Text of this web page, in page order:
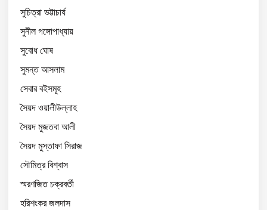
সুচিত্রা ভট্টাচার্য
সুনীল গঙ্গোপাধ্যায়
সুবোধ ঘোষ
সুমন্ত আসলাম
সেবার বইসমূহ
সৈয়দ ওয়ালীউল্লাহ
সৈয়দ মুজতবা আলী
সৈয়দ মুস্তাফা সিরাজ
সৌমিত্র বিশ্বাস
স্মরণজিত চক্রবর্তী
হরিশংকর জলদাস